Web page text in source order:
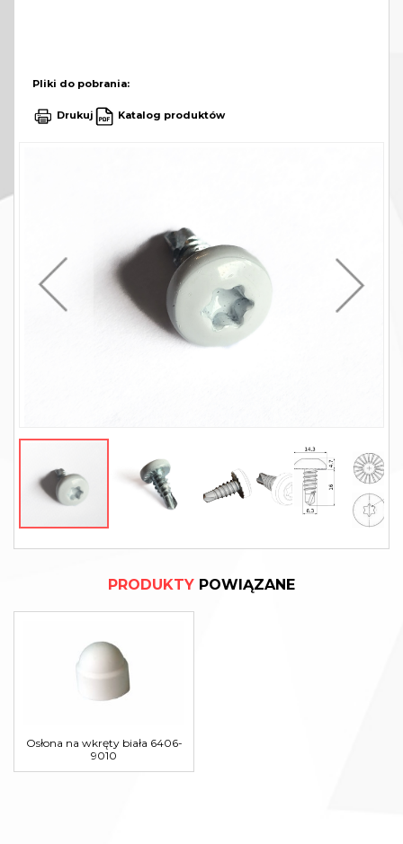
Pliki do pobrania:
Drukuj Katalog produktów
PRODUKTY POWIĄZANE
Osłona na wkręty biała 6406-
9010